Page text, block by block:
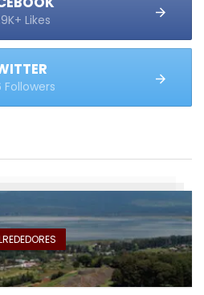
Likes
Followers